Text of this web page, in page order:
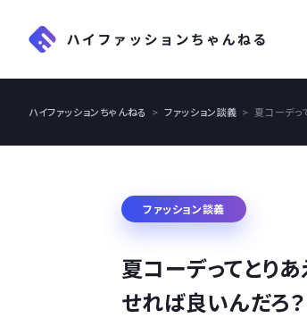
ハイファッションちゃんねる ファッション談義 夏コーデっ
ファッション談義
夏コーデってとり
せれば良いんだろ？